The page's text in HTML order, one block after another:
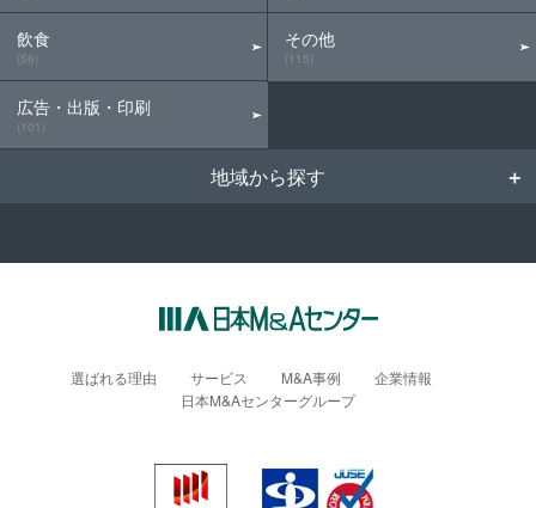
飲食
(56)
広告・出版・印刷
(101)
その他
(115)
地域から探す
選ばれる理由 サービス M&A事例
企業情報
日本M&Aセンターグループ